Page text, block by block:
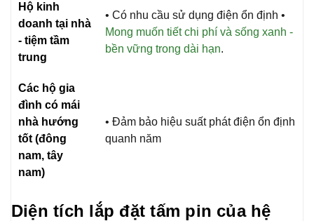
Hộ kinh
doanh tại nhà
- tiệm tầm
trung
• Có nhu cầu sử dụng điện ổn định •
Mong muốn tiết chi phí và sống xanh -
bền vững trong dài hạn.
Các hộ gia
đình có mái
nhà hướng
tốt (đông
nam, tây
nam)
• Đảm bảo hiệu suất phát điện ổn định
quanh năm
Diện tích lắp đặt tấm pin của hệ